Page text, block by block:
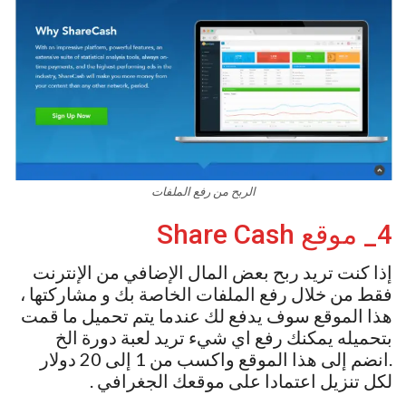
الربح من رفع الملفات
4_ موقع Share Cash
إذا كنت تريد ربح بعض المال الإضافي من الإنترنت
فقط من خلال رفع الملفات الخاصة بك و مشاركتها ،
هذا الموقع سوف يدفع لك عندما يتم تحميل ما قمت
بتحميله يمكنك رفع اي شيء تريد لعبة دورة الخ
.انضم إلى هذا الموقع واكسب من 1 إلى 20 دولار
لكل تنزيل اعتمادا على موقعك الجغرافي .